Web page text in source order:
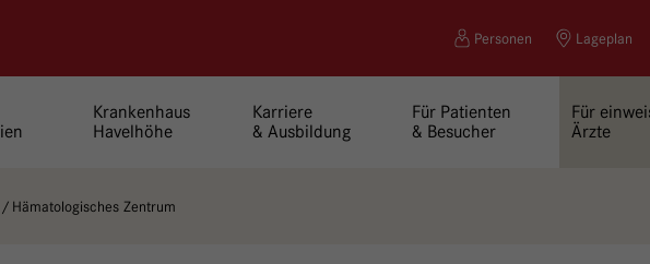
Personen Lageplan
Krankenhaus
Havelhöhe
Karriere
& Ausbildung
Für Patienten
& Besucher
Für
Ärzte
Hämatologisches Zentrum